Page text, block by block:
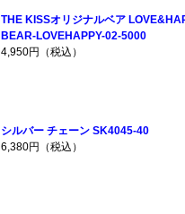
THE KISSオリジナルベア
BEAR-LOVEHAPPY-02-5000
4,950円（税込）
シルバー チェーン SK4045-40
6,380円（税込）